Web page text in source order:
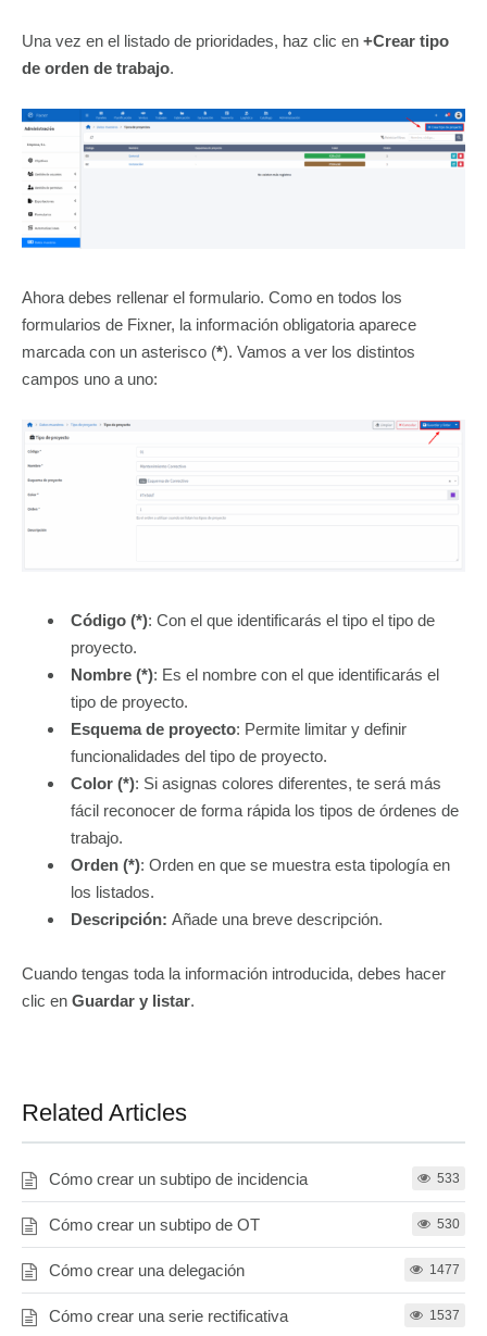
Una vez en el listado de prioridades, haz clic en +Crear tipo
de orden de trabajo.
Ahora debes rellenar el formulario. Como en todos los
formularios de Fixner, la información obligatoria aparece
marcada con un asterisco (*). Vamos a ver los distintos
campos uno a uno:
Código (*): Con el que identificarás el tipo el tipo de
proyecto.
Nombre (*): Es el nombre con el que identificarás el
tipo de proyecto.
Esquema de proyecto: Permite limitar y definir
funcionalidades del tipo de proyecto.
Color (*): Si asignas colores diferentes, te será más
fácil reconocer de forma rápida los tipos de órdenes de
trabajo.
Orden (*): Orden en que se muestra esta tipología en
los listados.
Descripción: Añade una breve descripción.
Cuando tengas toda la información introducida, debes hacer
clic en Guardar y listar.
Related Articles
Cómo crear un subtipo de incidencia 533
Cómo crear un subtipo de OT 530
Cómo crear una delegación 1477
Cómo crear una serie rectificativa 1537